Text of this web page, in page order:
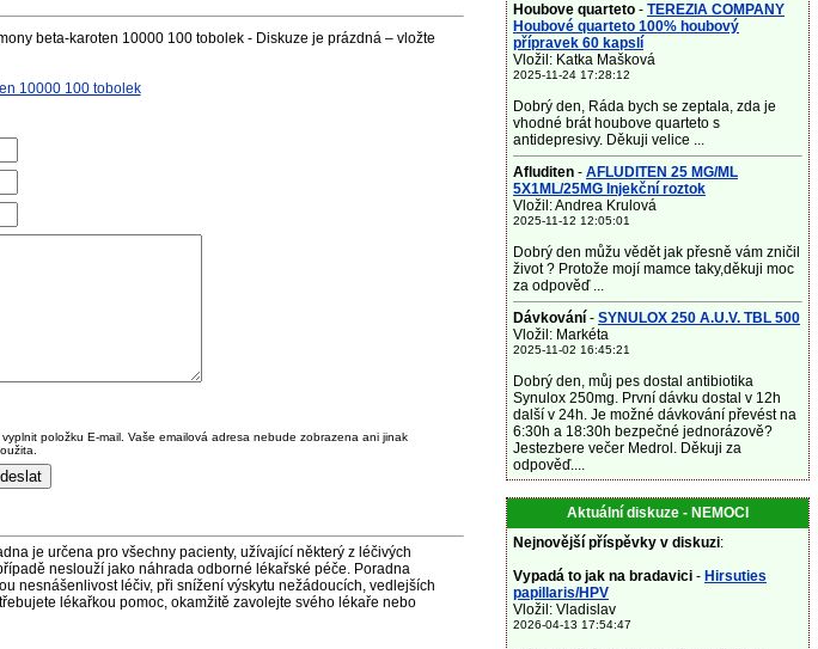
beta-karoten 10000 100 tobolek - Diskuze je prázdná – vložte
10000 100 tobolek
položku E-mail. Vaše emailová adresa nebude zobrazena ani jinak
je určena pro všechny pacienty, užívající některý z léčivých
neslouží jako náhrada odborné lékařské péče. Poradna
nesnášenlivost léčiv, při snížení výskytu nežádoucích, vedlejších
lékařkou pomoc, okamžitě zavolejte svého lékaře nebo
Houbove quarteto - TEREZIA COMPANY
Houbové quarteto 100% houbový
přípravek 60 kapslí
Vložil: Katka Mašková
2025-11-24 17:28:12
Dobrý den, Ráda bych se zeptala, zda je
vhodné brát houbove quarteto s
antidepresivy. Děkuji velice ...
Afluditen - AFLUDITEN 25 MG/ML
5X1ML/25MG Injekční roztok
Vložil: Andrea Krulová
2025-11-12 12:05:01
Dobrý den můžu vědět jak přesně vám zničil
život ? Protože mojí mamce taky,děkuji moc
za odpověď ...
Dávkování - SYNULOX 250 A.U.V. TBL 500
Vložil: Markéta
2025-11-02 16:45:21
Dobrý den, můj pes dostal antibiotika
Synulox 250mg. První dávku dostal v 12h
další v 24h. Je možné dávkování převést na
6:30h a 18:30h bezpečné jednorázově?
Jestezbere večer Medrol. Děkuji za
odpověď....
Aktuální diskuze - NEMOCI
Nejnovější příspěvky v diskuzi:
Vypadá to jak na bradavici - Hirsuties
papillaris/HPV
Vložil: Vladislav
2026-04-13 17:54:47